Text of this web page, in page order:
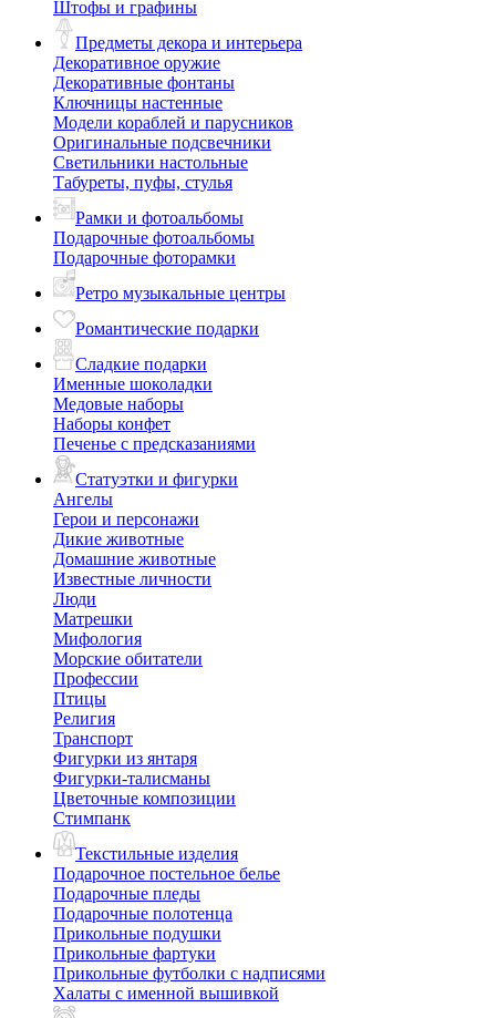
Штофы и графины
Предметы декора и интерьера
Декоративное оружие
Декоративные фонтаны
Ключницы настенные
Модели кораблей и парусников
Оригинальные подсвечники
Светильники настольные
Табуреты, пуфы, стулья
Рамки и фотоальбомы
Подарочные фотоальбомы
Подарочные фоторамки
Ретро музыкальные центры
Романтические подарки
Сладкие подарки
Именные шоколадки
Медовые наборы
Наборы конфет
Печенье с предсказаниями
Статуэтки и фигурки
Ангелы
Герои и персонажи
Дикие животные
Домашние животные
Известные личности
Люди
Матрешки
Мифология
Морские обитатели
Профессии
Птицы
Религия
Транспорт
Фигурки из янтаря
Фигурки-талисманы
Цветочные композиции
Стимпанк
Текстильные изделия
Подарочное постельное белье
Подарочные пледы
Подарочные полотенца
Прикольные подушки
Прикольные фартуки
Прикольные футболки с надписями
Халаты с именной вышивкой